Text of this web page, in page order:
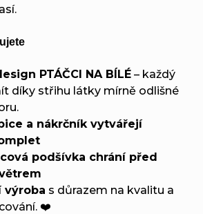
PTÁČCI NA BÍLÉ – každý
díky střihu látky mírně odlišné
a nákrčník vytvářejí
podšívka chrání před
výroba s důrazem na kvalitu a
❤️